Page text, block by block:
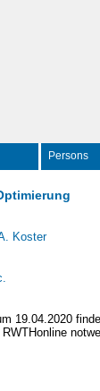
Persons
Koster
19.04.2020